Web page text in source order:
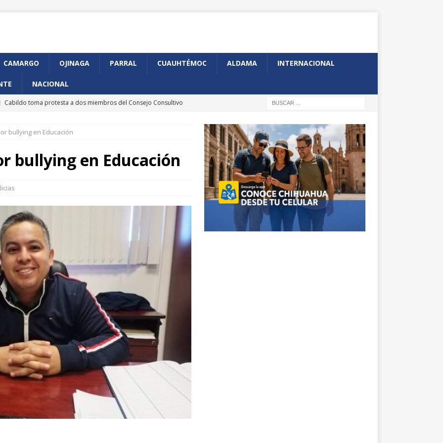
CAMARGO OJINAGA PARRAL CUAUHTÉMOC ALDAMA INTERNACIONAL
NACIONAL
Cabildo toma protesta a dos miembros del Consejo Consultivo
Anuncia GKN Aerospace expansión de su planta en Chihuahua
Arranca en Chihuahua programa piloto de CURP Biométrica
de la Juventud
Asesinan a exdirector de televisión pública de Oaxaca; es el
año
DELICIAS
bullying en Educación
bullying en Educación